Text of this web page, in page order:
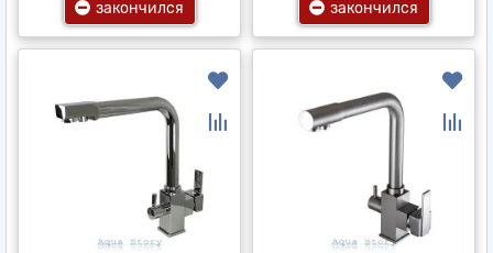
закончился закончился